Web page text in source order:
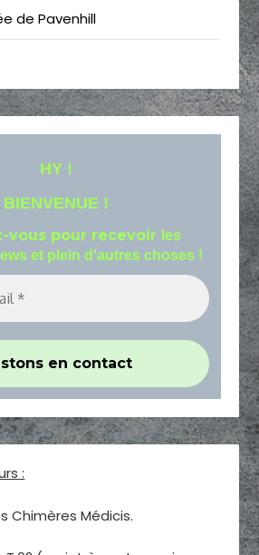
de Pavenhill
HY !
BIENVENUE !
vous pour recevoir les
et plein d'autres choses !
:
Chimères Médicis.